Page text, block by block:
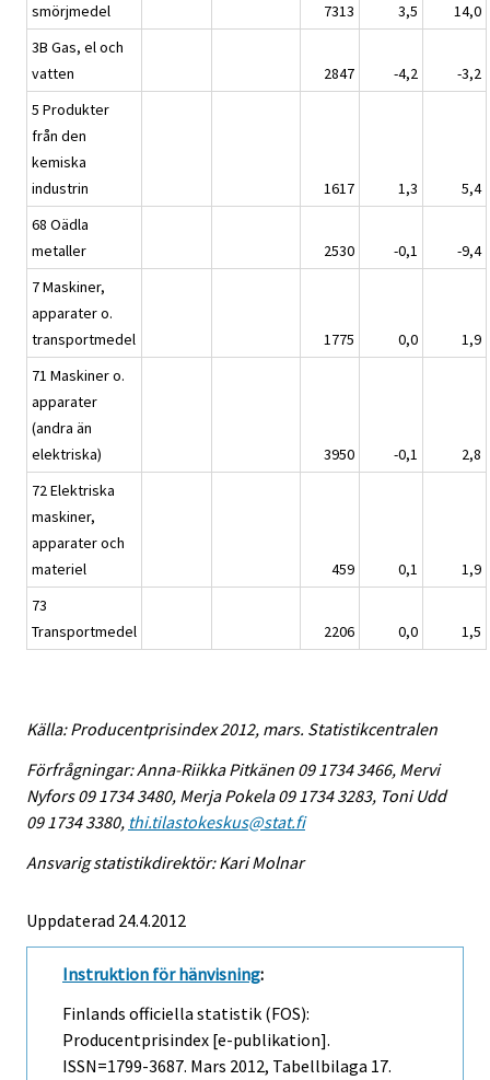
smörjmedel
7313 3,5
14,0
3B Gas, el och
vatten
2847 -4,2
-3,2
5 Produkter
från den
kemiska
industrin
1617 1,3
5,4
68 Oädla
metaller
2530 -0,1
-9,4
7 Maskiner,
apparater o.
transportmedel
1775 0,0
1,9
71 Maskiner o.
apparater
(andra än
elektriska)
3950 -0,1
2,8
72 Elektriska
maskiner,
apparater och
materiel
459 0,1
1,9
73
Transportmedel
2206 0,0 1,5
Källa: Producentprisindex 2012, mars. Statistikcentralen
Förfrågningar: Anna-Riikka Pitkänen 09 1734 3466, Mervi
Nyfors 09 1734 3480, Merja Pokela 09 1734 3283, Toni Udd
09 1734 3380, thi.tilastokeskus@stat.fi
Ansvarig statistikdirektör: Kari Molnar
Uppdaterad 24.4.2012
Instruktion för hänvisning:
Finlands officiella statistik (FOS):
Producentprisindex [e-publikation].
ISSN=1799-3687. Mars 2012, Tabellbilaga 17.